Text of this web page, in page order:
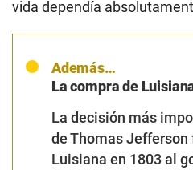
vida dependía
Además…
La compra de
La decisión más
de Thomas Jefferson
Luisiana en 1803 al